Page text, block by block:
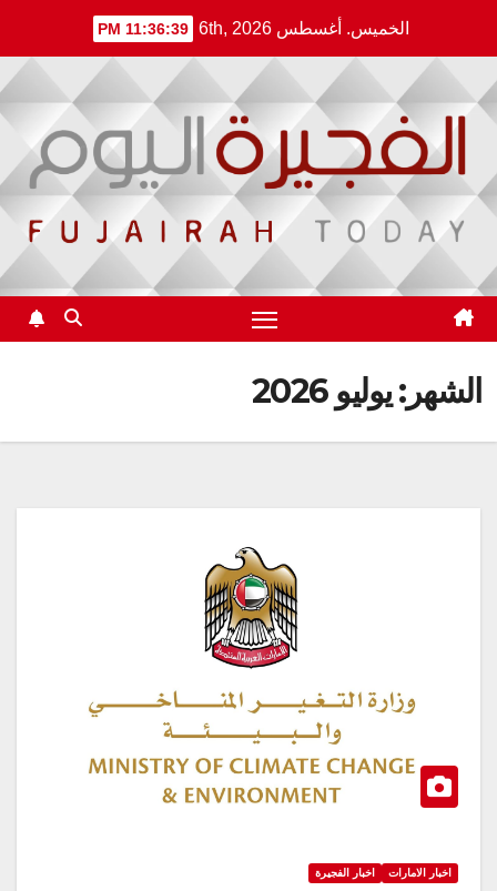
content
الخميس. أغسطس 6th, 2026 11:36:40 PM
الشهر:يوليو 2026
اخبار الامارات اخبار الفجيرة